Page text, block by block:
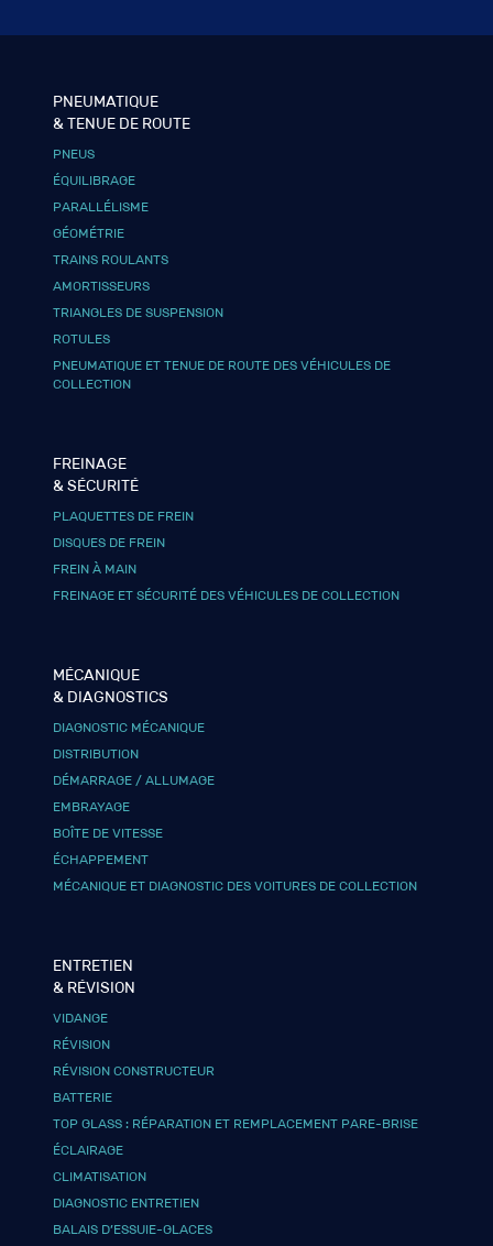
PNEUMATIQUE
& TENUE DE ROUTE
PNEUS
ÉQUILIBRAGE
PARALLÉLISME
GÉOMÉTRIE
TRAINS ROULANTS
AMORTISSEURS
TRIANGLES DE SUSPENSION
ROTULES
PNEUMATIQUE ET TENUE DE ROUTE DES VÉHICULES DE
COLLECTION
FREINAGE
& SÉCURITÉ
PLAQUETTES DE FREIN
DISQUES DE FREIN
FREIN À MAIN
FREINAGE ET SÉCURITÉ DES VÉHICULES DE COLLECTION
MÉCANIQUE
& DIAGNOSTICS
DIAGNOSTIC MÉCANIQUE
DISTRIBUTION
DÉMARRAGE / ALLUMAGE
EMBRAYAGE
BOÎTE DE VITESSE
ÉCHAPPEMENT
MÉCANIQUE ET DIAGNOSTIC DES VOITURES DE COLLECTION
ENTRETIEN
& RÉVISION
VIDANGE
RÉVISION
RÉVISION CONSTRUCTEUR
BATTERIE
TOP GLASS : RÉPARATION ET REMPLACEMENT PARE-BRISE
ÉCLAIRAGE
CLIMATISATION
DIAGNOSTIC ENTRETIEN
BALAIS D’ESSUIE-GLACES